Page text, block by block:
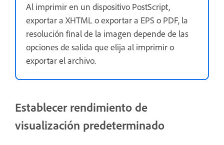
Al imprimir en un dispositivo PostScript,
exportar a XHTML o exportar a EPS o PDF, la
resolución final de la imagen depende de las
opciones de salida que elija al imprimir o
exportar el archivo.
Establecer rendimiento de
visualización predeterminado